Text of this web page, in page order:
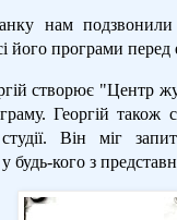
нам подзвонили
його програми
створює "Центр
Георгій
Він міг
будь-кого з